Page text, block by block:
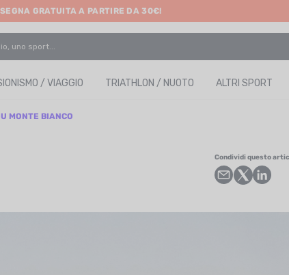
GRATUITA A PARTIRE DA 30€!
/ VIAGGIO TRIATHLON / NUOTO ALTRI SPORT
MONTE BIANCO
Condividi questo